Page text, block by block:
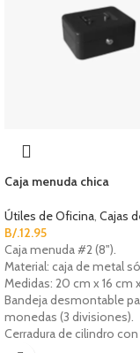
Caja menuda chica
Útiles de Oficina, Cajas
B/.12.95
Caja menuda #2 (8").
Material: caja de metal
Medidas: 20 cm x 16 cm
Bandeja desmontable
monedas (3 divisiones).
Cerradura de cilindro con